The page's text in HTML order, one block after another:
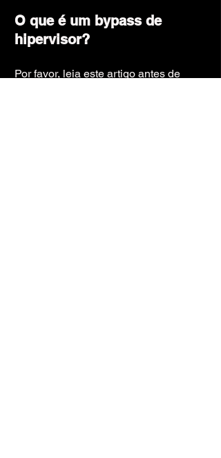
O que é um bypass de
hipervisor?
Por favor, leia este artigo antes de